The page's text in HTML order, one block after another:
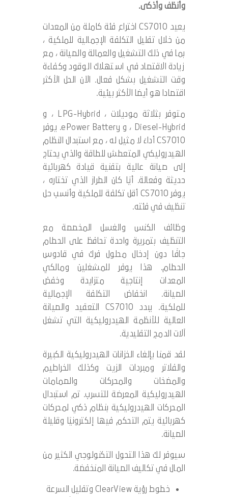
وأنظف وأذكى.
يعيد CS7010 اختراع فئة كاملة من المعدات
من خلال تقليل التكلفة الإجمالية للملكية ،
بما في ذلك التشغيل والعمالة والصيانة ، مع
زيادة الاقتصاد في استهلاك الوقود وكفاءة
وقت التشغيل بشكل فعال. الآن الحل الأكثر
اقتصادا هو أيضا الأكثر بيئية.
متوفر بثلاثة موديلات ، LPG-Hybrid ، و
Diesel-Hybrid ، و ePower Battery. يوفر
CS7010 أداءً لا مثيل له ، مع استبدال النظام
الهيدروليكي المتعطش للطاقة والذي يحتاج
إلى صيانة عالية بتقنية قيادة كهربائية
حديثة وفعالة. أيًا كان الطراز الذي تختاره ،
يوفر CS7010 أقل تكلفة للملكية وأنسب حل
تنظيف في فئته.
وظائف الكنس والغسل المخصصة مع
التنظيف بتمريرة واحدة تحافظ على الحطام
جافًا دون إدخال محلول فرك في قادوس
الحطام. هذا يوفر للمشغلين ومالكي
المعدات إنتاجية متزايدة وخفض
الصيانة. انخفاض التكلفة الإجمالية
للملكية. يبدد CS7010 التعقيد والصيانة
العالية للأنظمة الهيدروليكية التي تشغل
آلات الدمج التقليدية.
لقد قمنا بإلغاء الخزانات الهيدروليكية الكبيرة
والفلاتر ومبردات الزيت وكذلك الخراطيم
والمضخات والمحركات والصمامات
الهيدروليكية المعرضة للتسرب. تم استبدال
المحركات الهيدروليكية بنظام ذكي لمحركات
كهربائية يتم التحكم فيها إلكترونيًا وقليلة
الصيانة.
سيوفر لك هذا التحول التكنولوجي الكثير من
المال في تكاليف الصيانة المنخفضة.
خطوط رؤية ClearView وتقليل السرعة